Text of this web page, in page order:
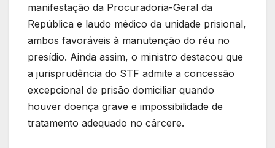
manifestação da Procuradoria-Geral da
República e laudo médico da unidade prisional,
ambos favoráveis à manutenção do réu no
presídio. Ainda assim, o ministro destacou que
a jurisprudência do STF admite a concessão
excepcional de prisão domiciliar quando
houver doença grave e impossibilidade de
tratamento adequado no cárcere.